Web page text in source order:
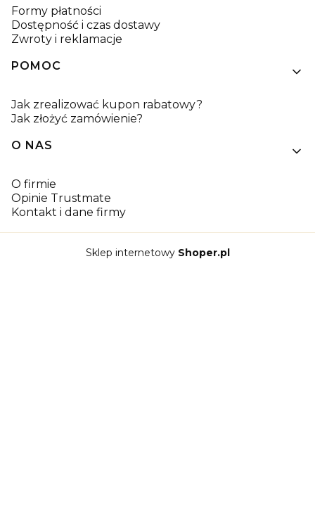
Formy płatności
Dostępność i czas dostawy
Zwroty i reklamacje
POMOC
Jak zrealizować kupon rabatowy?
Jak złożyć zamówienie?
O NAS
O firmie
Opinie Trustmate
Kontakt i dane firmy
Sklep internetowy Shoper.pl